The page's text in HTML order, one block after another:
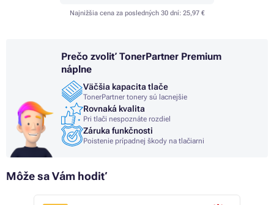
Najnižšia cena za posledných 30 dní: 25,97 €
Prečo zvoliť TonerPartner Premium
náplne
Väčšia kapacita tlače
TonerPartner tonery sú lacnejšie
Rovnaká kvalita
Pri tlači nespoznáte rozdiel
Záruka funkčnosti
Poistenie prípadnej škody na tlačiarni
Môže sa Vám hodiť